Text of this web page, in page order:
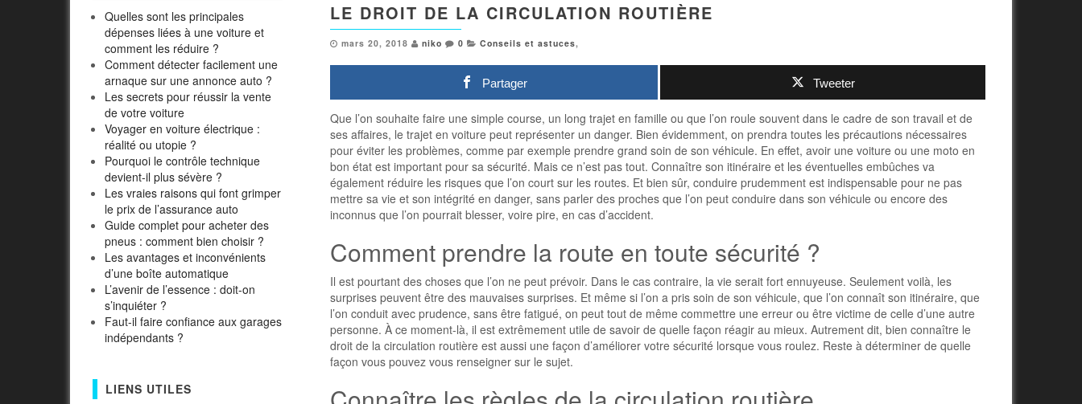
Quelles sont les principales
dépenses liées à une voiture et
comment les réduire ?
Comment détecter facilement une
arnaque sur une annonce auto ?
Les secrets pour réussir la vente
de votre voiture
Voyager en voiture électrique :
réalité ou utopie ?
Pourquoi le contrôle technique
devient-il plus sévère ?
Les vraies raisons qui font grimper
le prix de l’assurance auto
Guide complet pour acheter des
pneus : comment bien choisir ?
Les avantages et inconvénients
d’une boîte automatique
L’avenir de l’essence : doit-on
s’inquiéter ?
Faut-il faire confiance aux garages
indépendants ?
LIENS UTILES
LE DROIT DE LA CIRCULATION ROUTIÈRE
mars 20, 2018 niko 0 Conseils et astuces,
Partager Tweeter
Que l’on souhaite faire une simple course, un long trajet en famille ou que l’on roule souvent dans le cadre de son travail et de
ses affaires, le trajet en voiture peut représenter un danger. Bien évidemment, on prendra toutes les précautions nécessaires
pour éviter les problèmes, comme par exemple prendre grand soin de son véhicule. En effet, avoir une voiture ou une moto en
bon état est important pour sa sécurité. Mais ce n’est pas tout. Connaître son itinéraire et les éventuelles embûches va
également réduire les risques que l’on court sur les routes. Et bien sûr, conduire prudemment est indispensable pour ne pas
mettre sa vie et son intégrité en danger, sans parler des proches que l’on peut conduire dans son véhicule ou encore des
inconnus que l’on pourrait blesser, voire pire, en cas d’accident.
Comment prendre la route en toute sécurité ?
Il est pourtant des choses que l’on ne peut prévoir. Dans le cas contraire, la vie serait fort ennuyeuse. Seulement voilà, les
surprises peuvent être des mauvaises surprises. Et même si l’on a pris soin de son véhicule, que l’on connaît son itinéraire, que
l’on conduit avec prudence, sans être fatigué, on peut tout de même commettre une erreur ou être victime de celle d’une autre
personne. À ce moment-là, il est extrêmement utile de savoir de quelle façon réagir au mieux. Autrement dit, bien connaître le
droit de la circulation routière est aussi une façon d’améliorer votre sécurité lorsque vous roulez. Reste à déterminer de quelle
façon vous pouvez vous renseigner sur le sujet.